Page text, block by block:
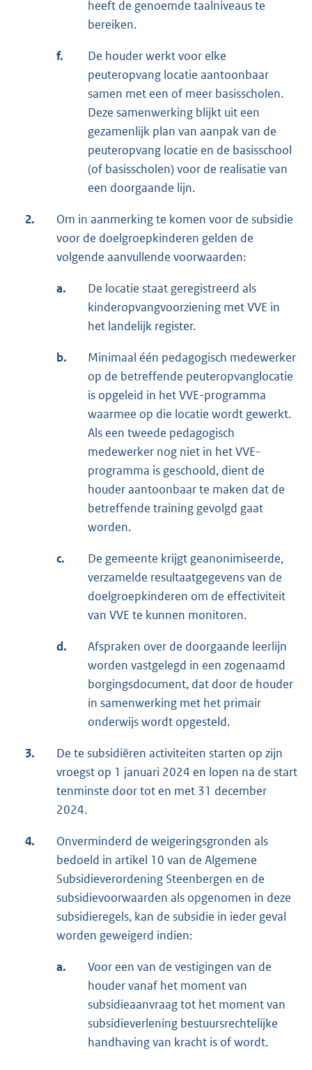
heeft de genoemde taalniveaus te
bereiken.
f.
De houder werkt voor elke
peuteropvang locatie aantoonbaar
samen met een of meer basisscholen.
Deze samenwerking blijkt uit een
gezamenlijk plan van aanpak van de
peuteropvang locatie en de basisschool
(of basisscholen) voor de realisatie van
een doorgaande lijn.
2.
Om in aanmerking te komen voor de subsidie
voor de doelgroepkinderen gelden de
volgende aanvullende voorwaarden:
a.
De locatie staat geregistreerd als
kinderopvangvoorziening met VVE in
het landelijk register.
b.
Minimaal één pedagogisch medewerker
op de betreffende peuteropvanglocatie
is opgeleid in het VVE-programma
waarmee op die locatie wordt gewerkt.
Als een tweede pedagogisch
medewerker nog niet in het VVE-
programma is geschoold, dient de
houder aantoonbaar te maken dat de
betreffende training gevolgd gaat
worden.
c.
De gemeente krijgt geanonimiseerde,
verzamelde resultaatgegevens van de
doelgroepkinderen om de effectiviteit
van VVE te kunnen monitoren.
d.
Afspraken over de doorgaande leerlijn
worden vastgelegd in een zogenaamd
borgingsdocument, dat door de houder
in samenwerking met het primair
onderwijs wordt opgesteld.
3.
De te subsidiëren activiteiten starten op zijn
vroegst op 1 januari 2024 en lopen na de start
tenminste door tot en met 31 december
2024.
4.
Onverminderd de weigeringsgronden als
bedoeld in artikel 10 van de Algemene
Subsidieverordening Steenbergen en de
subsidievoorwaarden als opgenomen in deze
subsidieregels, kan de subsidie in ieder geval
worden geweigerd indien:
a.
Voor een van de vestigingen van de
houder vanaf het moment van
subsidieaanvraag tot het moment van
subsidieverlening bestuursrechtelijke
handhaving van kracht is of wordt.